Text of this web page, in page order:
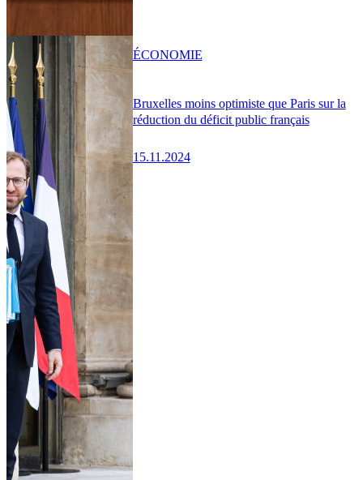
Bruxelles moins optimiste que Paris sur la
réduction du déficit public français
15.11.2024
ÉCONOMIE